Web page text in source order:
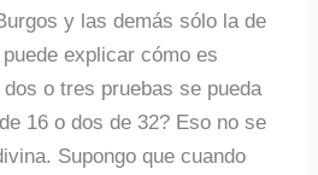
y las demás sólo la de
explicar cómo es
o tres pruebas se pueda
16 o dos de 32? Eso no se
Supongo que cuando